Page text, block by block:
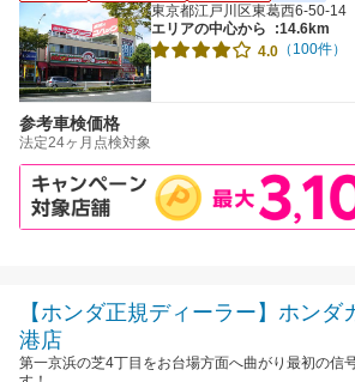
東京都江戸川区東葛西6-50-14
エリアの中心から
:14.6km
4.0 （100件）
参考車検価格
法定24ヶ月点検対象
【ホンダ正規ディーラー】ホンダ
港店
第一京浜の芝4丁目をお台場方面へ曲がり最初の信